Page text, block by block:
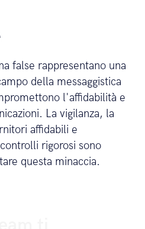
false rappresentano una
della messaggistica
l'affidabilità e
La vigilanza, la
affidabili e
rigorosi sono
questa minaccia.